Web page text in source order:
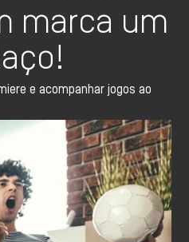
marca um
e acompanhar jogos ao